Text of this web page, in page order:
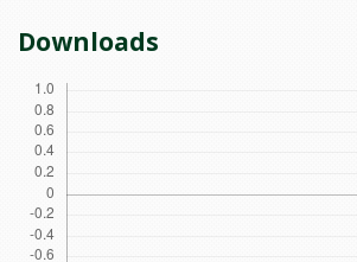
Downloads